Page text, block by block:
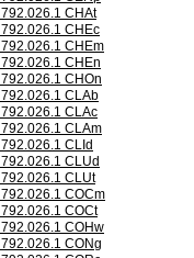
792.026.1 CHAt
792.026.1 CHEc
792.026.1 CHEm
792.026.1 CHEn
792.026.1 CHOn
792.026.1 CLAb
792.026.1 CLAc
792.026.1 CLAm
792.026.1 CLId
792.026.1 CLUd
792.026.1 CLUt
792.026.1 COCm
792.026.1 COCt
792.026.1 COHw
792.026.1 CONg